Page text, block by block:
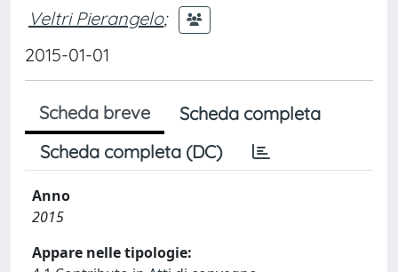
Veltri Pierangelo;
2015-01-01
Scheda breve
Scheda completa
Scheda completa (DC)
Anno
2015
Appare nelle tipologie: